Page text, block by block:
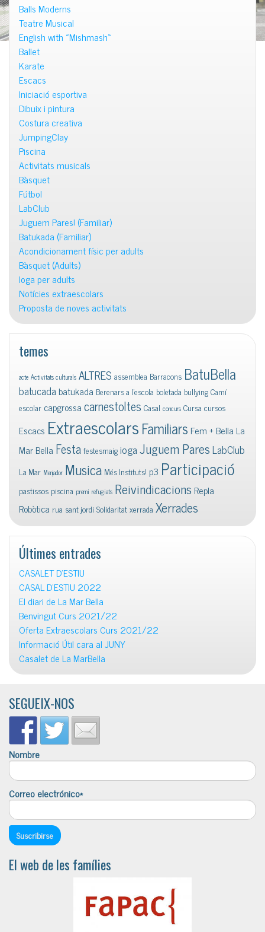
Balls Moderns
Teatre Musical
English with «Mishmash»
Ballet
Karate
Escacs
Iniciació esportiva
Dibuix i pintura
Costura creativa
JumpingClay
Piscina
Activitats musicals
Bàsquet
Fútbol
LabClub
Juguem Pares! (Familiar)
Batukada (Familiar)
Acondicionament físic per adults
Bàsquet (Adults)
Ioga per adults
Notícies extraescolars
Proposta de noves activitats
temes
acte Activitats culturals ALTRES assemblea Barracons BatuBella
batucadabatukada Berenars a l'escola boletada bullyingCamí
escolar capgrossacarnestoltes Casal concurs Cursa cursos
Escacs ExtraescolarsFamiliars Fem + Bella La
Mar Bella FestafestesmaigiogaJuguem ParesLabClub
La Mar Menjador Musica Més Instituts! p3 Participació
pastissos piscina premi refugiats Reivindicacions Repla
Robòtica rua sant jordi Solidaritatxerrada Xerrades
Últimes entrades
CASALET D’ESTIU
CASAL D’ESTIU 2022
El diari de La Mar Bella
Benvingut Curs 2021/22
Oferta Extraescolars Curs 2021/22
Informació Útil cara al JUNY
Casalet de La MarBella
SEGUEIX-NOS
Nombre
Correo electrónico*
El web de les famílies